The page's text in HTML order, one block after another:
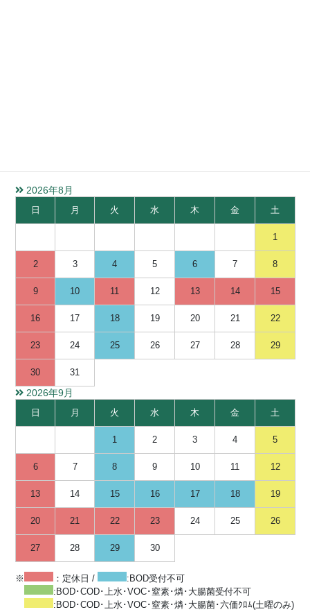
2026年8月
日 月 火 水 木 金 土
1
2 3 4 5 6 7 8
9 10 11 12 13 14 15
16 17 18 19 20 21 22
23 24 25 26 27 28 29
30 31
2026年9月
日 月 火 水 木 金 土
1 2 3 4 5
6 7 8 9 10 11 12
13 14 15 16 17 18 19
20 21 22 23 24 25 26
27 28 29 30
※ ：定休日 /
:BOD受付不可
:BOD･COD･上水･VOC･窒素･燐･大腸菌受付不可
:BOD･COD･上水･VOC･窒素･燐･大腸菌･六価ｸﾛﾑ(土曜のみ)